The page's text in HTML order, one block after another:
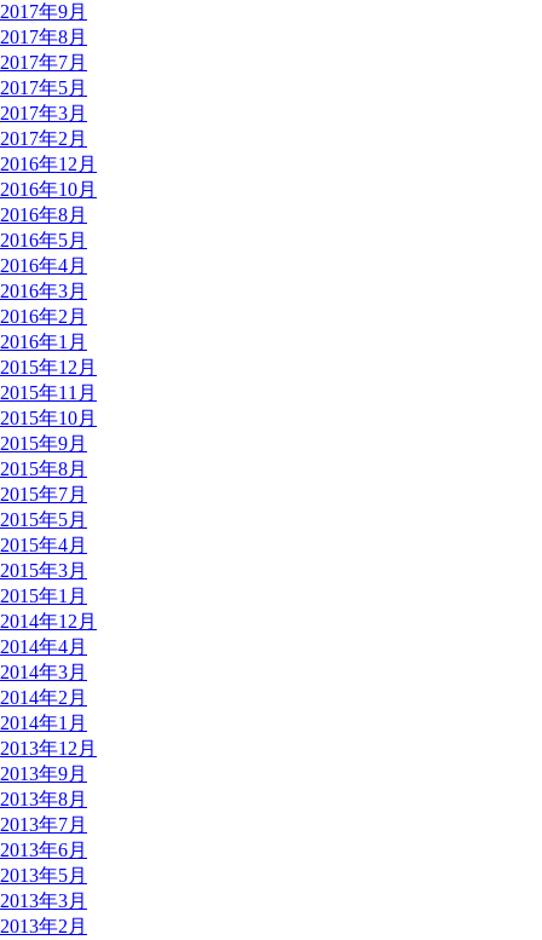
2017年9月
2017年8月
2017年7月
2017年5月
2017年3月
2017年2月
2016年12月
2016年10月
2016年8月
2016年5月
2016年4月
2016年3月
2016年2月
2016年1月
2015年12月
2015年11月
2015年10月
2015年9月
2015年8月
2015年7月
2015年5月
2015年4月
2015年3月
2015年1月
2014年12月
2014年4月
2014年3月
2014年2月
2014年1月
2013年12月
2013年9月
2013年8月
2013年7月
2013年6月
2013年5月
2013年3月
2013年2月